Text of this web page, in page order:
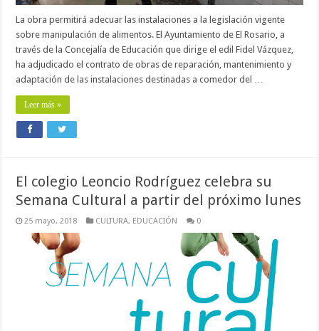
La obra permitirá adecuar las instalaciones a la legislación vigente
sobre manipulación de alimentos. El Ayuntamiento de El Rosario, a
través de la Concejalía de Educación que dirige el edil Fidel Vázquez,
ha adjudicado el contrato de obras de reparación, mantenimiento y
adaptación de las instalaciones destinadas a comedor del …
Leer más »
El colegio Leoncio Rodríguez celebra su
Semana Cultural a partir del próximo lunes
25 mayo, 2018 CULTURA, EDUCACIÓN 0